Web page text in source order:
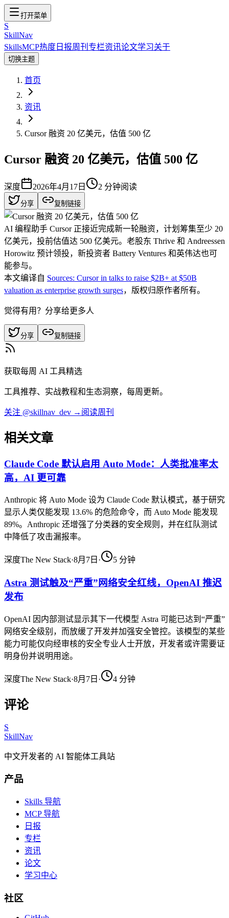
打开菜单
S
SkillNav
SkillsMCP热度 日报周刊 专栏资讯论文学习关于
切换主题
首页
资讯
Cursor 融资 20 亿美元，估值 500 亿
Cursor 融资 20 亿美元，估值 500 亿
深度 2026年4月17日 2 分钟阅读
分享 复制链接
AI 编程助手 Cursor 正接近完成新一轮融资，计划筹集至少 20
亿美元，投前估值达 500 亿美元。老股东 Thrive 和 Andreessen
Horowitz 预计领投，新投资者 Battery Ventures 和英伟达也可
能参与。
本文编译自 Sources: Cursor in talks to raise $2B+ at $50B
valuation as enterprise growth surges，版权归原作者所有。
觉得有用？分享给更多人
分享 复制链接
获取每周 AI 工具精选
工具推荐、实战教程和生态洞察，每周更新。
关注 @skillnav_dev → 阅读周刊
相关文章
Claude Code 默认启用 Auto Mode：人类批准率太
高，AI 更可靠
Anthropic 将 Auto Mode 设为 Claude Code 默认模式，基于研究
显示人类仅能发现 13.6% 的危险命令，而 Auto Mode 能发现
89%。Anthropic 还增强了分类器的安全规则，并在红队测试
中降低了攻击漏报率。
深度The New Stack·8月7日 · 5 分钟
Astra 测试触及“严重”网络安全红线，OpenAI 推迟
发布
OpenAI 因内部测试显示其下一代模型 Astra 可能已达到“严重”
网络安全级别，而放缓了开发并加强安全管控。该模型的某些
能力可能仅向经审核的安全专业人士开放，开发者或许需要证
明身份并说明用途。
深度The New Stack·8月7日 · 4 分钟
评论
S
SkillNav
中文开发者的 AI 智能体工具站
产品
Skills 导航
MCP 导航
日报
专栏
资讯
论文
学习中心
社区